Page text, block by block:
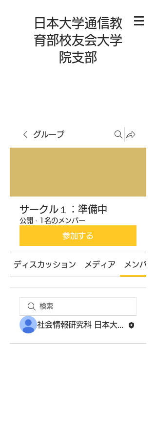
日本大学通信教
育部校友会大学
院支部
グループ
サークル１：準備中
公開 · 1名のメンバー
参加する
ディスカッション メディア メンバー